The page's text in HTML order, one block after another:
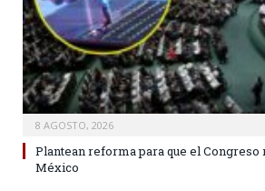
8 AGOSTO, 2026
Plantean reforma para que el Congreso
México